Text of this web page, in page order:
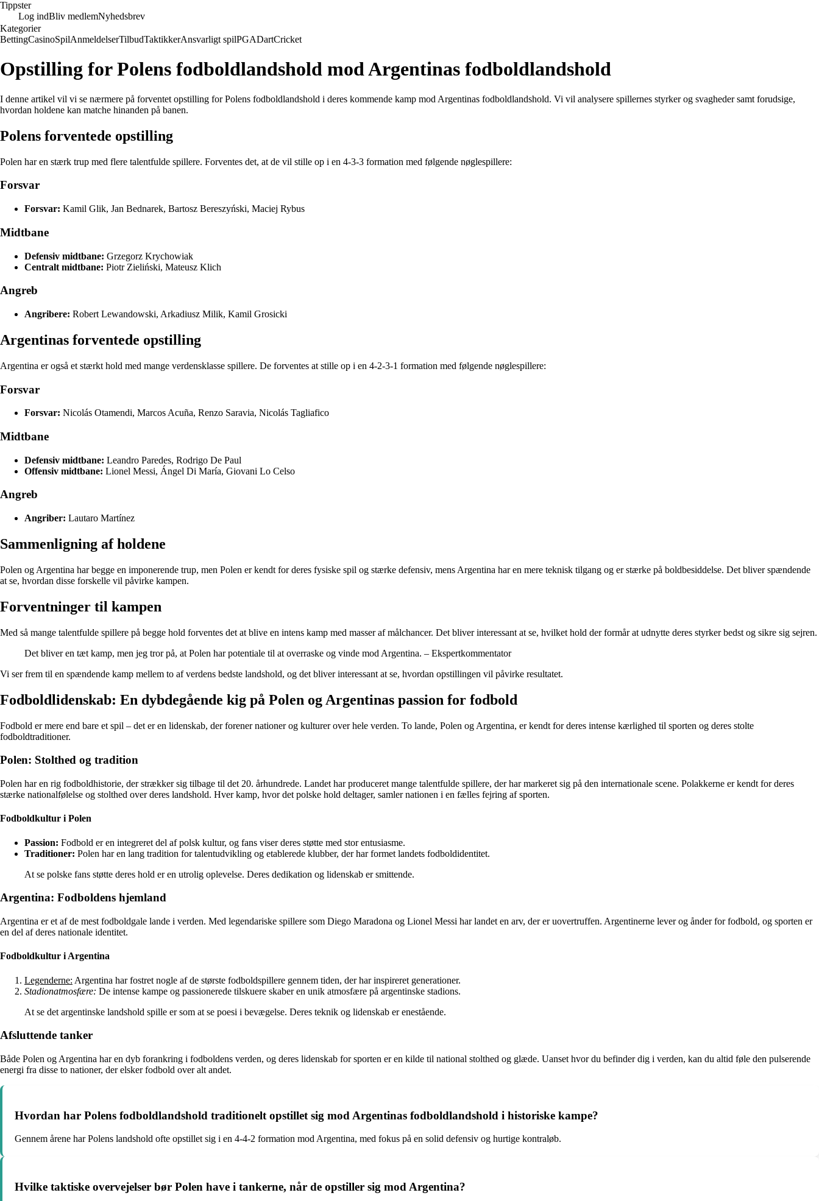
Tippster
Log indBliv medlemNyhedsbrev
Kategorier
BettingCasinoSpilAnmeldelserTilbudTaktikkerAnsvarligt spilPGADartCricket
Opstilling for Polens fodboldlandshold mod Argentinas fodboldlandshold
I denne artikel vil vi se nærmere på forventet opstilling for Polens fodboldlandshold i deres kommende kamp mod Argentinas fodboldlandshold. Vi vil analysere spillernes styrker og svagheder samt forudsige,
hvordan holdene kan matche hinanden på banen.
Polens forventede opstilling
Polen har en stærk trup med flere talentfulde spillere. Forventes det, at de vil stille op i en 4-3-3 formation med følgende nøglespillere:
Forsvar
Forsvar: Kamil Glik, Jan Bednarek, Bartosz Bereszyński, Maciej Rybus
Midtbane
Defensiv midtbane: Grzegorz Krychowiak
Centralt midtbane: Piotr Zieliński, Mateusz Klich
Angreb
Angribere: Robert Lewandowski, Arkadiusz Milik, Kamil Grosicki
Argentinas forventede opstilling
Argentina er også et stærkt hold med mange verdensklasse spillere. De forventes at stille op i en 4-2-3-1 formation med følgende nøglespillere:
Forsvar
Forsvar: Nicolás Otamendi, Marcos Acuña, Renzo Saravia, Nicolás Tagliafico
Midtbane
Defensiv midtbane: Leandro Paredes, Rodrigo De Paul
Offensiv midtbane: Lionel Messi, Ángel Di María, Giovani Lo Celso
Angreb
Angriber: Lautaro Martínez
Sammenligning af holdene
Polen og Argentina har begge en imponerende trup, men Polen er kendt for deres fysiske spil og stærke defensiv, mens Argentina har en mere teknisk tilgang og er stærke på boldbesiddelse. Det bliver spændende
at se, hvordan disse forskelle vil påvirke kampen.
Forventninger til kampen
Med så mange talentfulde spillere på begge hold forventes det at blive en intens kamp med masser af målchancer. Det bliver interessant at se, hvilket hold der formår at udnytte deres styrker bedst og sikre sig sejren.
Det bliver en tæt kamp, men jeg tror på, at Polen har potentiale til at overraske og vinde mod Argentina. – Ekspertkommentator
Vi ser frem til en spændende kamp mellem to af verdens bedste landshold, og det bliver interessant at se, hvordan opstillingen vil påvirke resultatet.
Fodboldlidenskab: En dybdegående kig på Polen og Argentinas passion for fodbold
Fodbold er mere end bare et spil – det er en lidenskab, der forener nationer og kulturer over hele verden. To lande, Polen og Argentina, er kendt for deres intense kærlighed til sporten og deres stolte
fodboldtraditioner.
Polen: Stolthed og tradition
Polen har en rig fodboldhistorie, der strækker sig tilbage til det 20. århundrede. Landet har produceret mange talentfulde spillere, der har markeret sig på den internationale scene. Polakkerne er kendt for deres
stærke nationalfølelse og stolthed over deres landshold. Hver kamp, hvor det polske hold deltager, samler nationen i en fælles fejring af sporten.
Fodboldkultur i Polen
Passion: Fodbold er en integreret del af polsk kultur, og fans viser deres støtte med stor entusiasme.
Traditioner: Polen har en lang tradition for talentudvikling og etablerede klubber, der har formet landets fodboldidentitet.
At se polske fans støtte deres hold er en utrolig oplevelse. Deres dedikation og lidenskab er smittende.
Argentina: Fodboldens hjemland
Argentina er et af de mest fodboldgale lande i verden. Med legendariske spillere som Diego Maradona og Lionel Messi har landet en arv, der er uovertruffen. Argentinerne lever og ånder for fodbold, og sporten er
en del af deres nationale identitet.
Fodboldkultur i Argentina
Legenderne: Argentina har fostret nogle af de største fodboldspillere gennem tiden, der har inspireret generationer.
Stadionatmosfære: De intense kampe og passionerede tilskuere skaber en unik atmosfære på argentinske stadions.
At se det argentinske landshold spille er som at se poesi i bevægelse. Deres teknik og lidenskab er enestående.
Afsluttende tanker
Både Polen og Argentina har en dyb forankring i fodboldens verden, og deres lidenskab for sporten er en kilde til national stolthed og glæde. Uanset hvor du befinder dig i verden, kan du altid føle den pulserende
energi fra disse to nationer, der elsker fodbold over alt andet.
Hvordan har Polens fodboldlandshold traditionelt opstillet sig mod Argentinas fodboldlandshold i historiske kampe?
Gennem årene har Polens landshold ofte opstillet sig i en 4-4-2 formation mod Argentina, med fokus på en solid defensiv og hurtige kontraløb.
Hvilke taktiske overvejelser bør Polen have i tankerne, når de opstiller sig mod Argentina?